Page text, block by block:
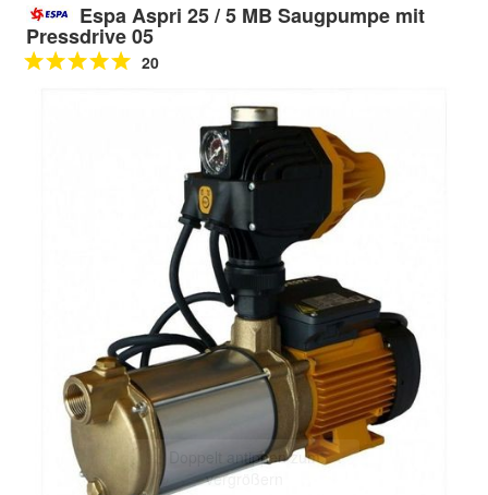
Espa Aspri 25 / 5 MB Saugpumpe mit
Pressdrive 05
20
Doppelt antippen zum
vergrößern